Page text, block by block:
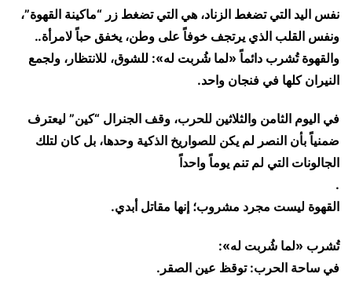
نفس اليد التي تضغط الزناد، هي التي تضغط زر “ماكينة القهوة”،
ونفس القلب الذي يرتجف خوفاً على وطن، يخفق حباً لامرأة..
والقهوة تُشرب دائماً «لما شُربت له»: للشوق، للانتظار، ولجمع
النيران كلها في فنجان واحد.
​في اليوم الثامن والثلاثين للحرب، وقف الجنرال “كين” ليعترف
ضمنياً بأن النصر لم يكن للصواريخ الذكية وحدها، بل كان لتلك
الجالونات التي لم تنم يوماً واحداً
.
​القهوة ليست مجرد مشروب؛ إنها مقاتل أبدي.
تُشرب «لما شُربت له»:
​في ساحة الحرب: توقظ عين الصقر.